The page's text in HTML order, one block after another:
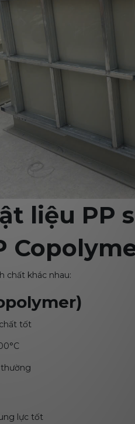
liệu PP
chất khác nhau:
tốt
thường
lực tốt